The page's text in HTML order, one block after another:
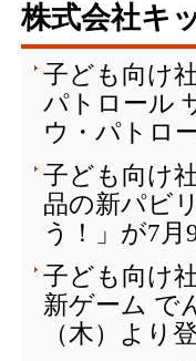
株式会社キ
子ども向け
パトロール
ウ・パトロ
子ども向け
品の新パビ
う！」が7
子ども向け
新ゲーム で
（木）より